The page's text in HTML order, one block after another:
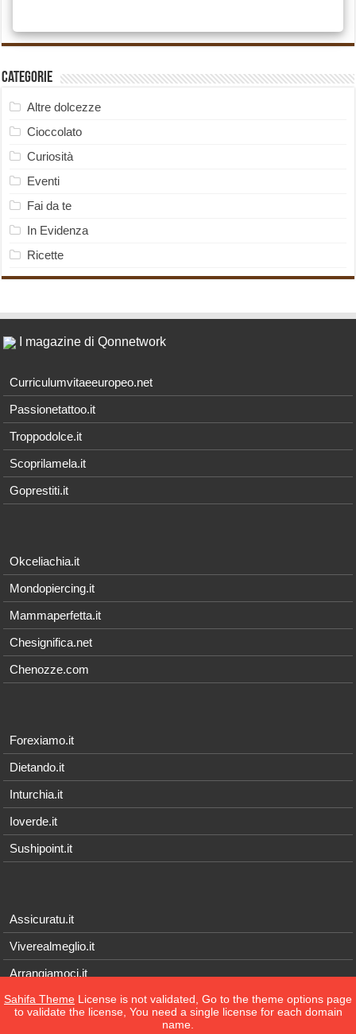
Categorie
Altre dolcezze
Cioccolato
Curiosità
Eventi
Fai da te
In Evidenza
Ricette
I magazine di Qonnetwork
Curriculumvitaeeuropeo.net
Passionetattoo.it
Troppodolce.it
Scoprilamela.it
Goprestiti.it
Okceliachia.it
Mondopiercing.it
Mammaperfetta.it
Chesignifica.net
Chenozze.com
Forexiamo.it
Dietando.it
Inturchia.it
Ioverde.it
Sushipoint.it
Assicuratu.it
Viverealmeglio.it
Arrangiamoci.it
Tecnichef.it
Sahifa Theme License is not validated, Go to the theme options page
to validate the license, You need a single license for each domain
name.